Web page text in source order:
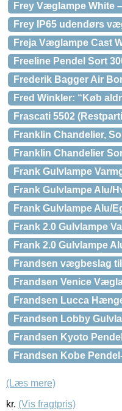
Frey Væglampe White
Frey IP65 udendørs
Freja Væglampe Cast
Freeline Pendel Sort
Frederik Bagger Air
Fred Winkler: “Køb
Frascati 5502
Franklin Chandelier,
Franklin Chandelier
Frank Gulvlampe
Frank Gulvlampe Alu/
Frank Gulvlampe Alu/
Frank 2.0 Gulvlampe
Frank 2.0 Gulvlampe
Frandsen vægbeslag
Frandsen Venice
Frandsen Lucca
Frandsen Lobby
Frandsen Kyoto Pendel
Frandsen Kobe
(Læs mere)
kr. (Vis fragtpris)